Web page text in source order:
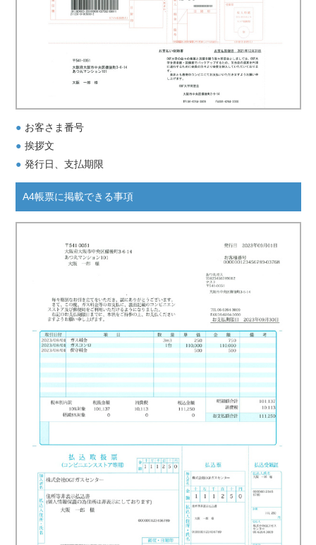
お客さま番号
挨拶文
発行日、支払期限
A4帳票に掲載できる事項